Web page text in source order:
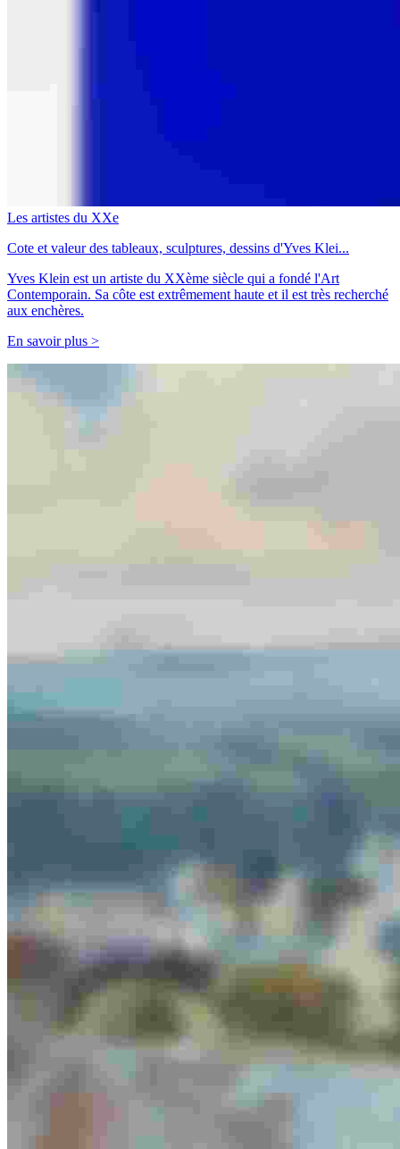
Les artistes du XXe
Cote et valeur des tableaux, sculptures, dessins d'Yves Klei...
Yves Klein est un artiste du XXème siècle qui a fondé l'Art
Contemporain. Sa côte est extrêmement haute et il est très recherché
aux enchères.
En savoir plus >